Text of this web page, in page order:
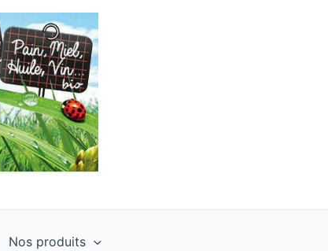
Nos produits